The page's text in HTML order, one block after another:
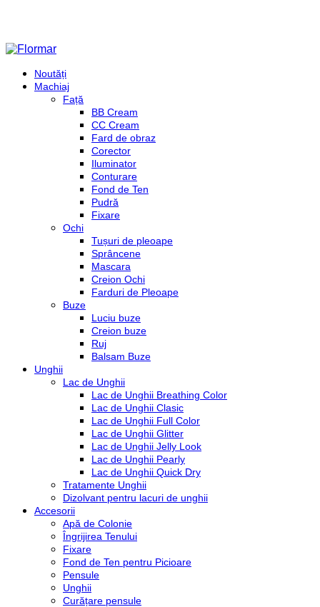
Noutăți
Machiaj
Față
BB Cream
CC Cream
Fard de obraz
Corector
Iluminator
Conturare
Fond de Ten
Pudră
Fixare
Ochi
Tușuri de pleoape
Sprâncene
Mascara
Creion Ochi
Farduri de Pleoape
Buze
Luciu buze
Creion buze
Ruj
Balsam Buze
Unghii
Lac de Unghii
Lac de Unghii Breathing Color
Lac de Unghii Clasic
Lac de Unghii Full Color
Lac de Unghii Glitter
Lac de Unghii Jelly Look
Lac de Unghii Pearly
Lac de Unghii Quick Dry
Tratamente Unghii
Dizolvant pentru lacuri de unghii
Accesorii
Apă de Colonie
Îngrijirea Tenului
Fixare
Fond de Ten pentru Picioare
Pensule
Unghii
Curățare pensule